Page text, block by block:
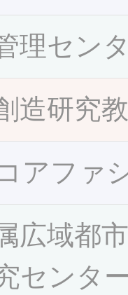
理セン
造研究
アファ
広域都
センタ